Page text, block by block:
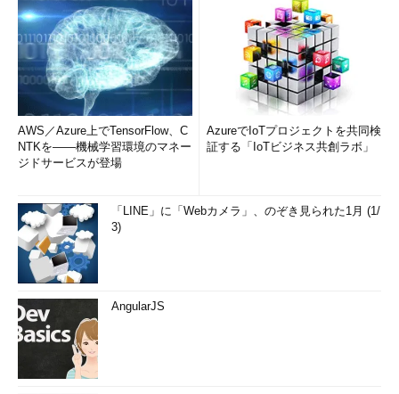
AWS／Azure上でTensorFlow、C
NTKを――機械学習環境のマネー
ジドサービスが登場
AzureでIoTプロジェクトを共同検
証する「IoTビジネス共創ラボ」
「LINE」に「Webカメラ」、のぞき見られた1月 (1/
3)
AngularJS